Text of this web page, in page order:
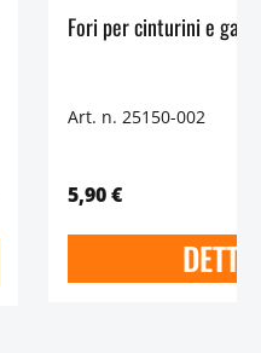
Art. n. 25150-002
5,90 €